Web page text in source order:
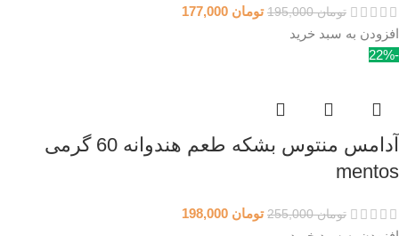
تومان195,000 تومان
افزودن به سبد خرید
-22%
آدامس منتوس بشکه طعم هندوانه 60 گرمی
mentos
تومان255,000 تومان